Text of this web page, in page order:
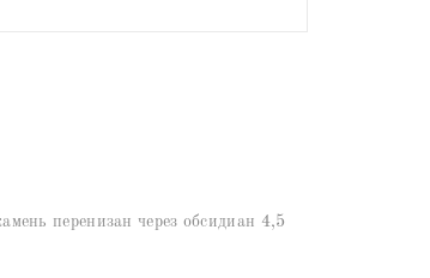
перенизан через обсидиан 4,5